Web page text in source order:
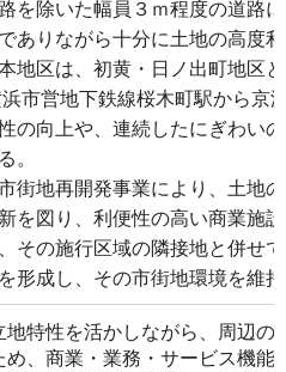
を除いた幅員３ｍ程度の道路
ありながら十分に土地の高度
地区は、初黄・日ノ出町地区
市営地下鉄線桜木町駅から京
の向上や、連続したにぎわい
。
街地再開発事業により、土地
を図り、利便性の高い商業施
その施行区域の隣接地と併せ
形成し、その市街地環境を維
地特性を活かしながら、周辺の
め、商業・業務・サービス機能